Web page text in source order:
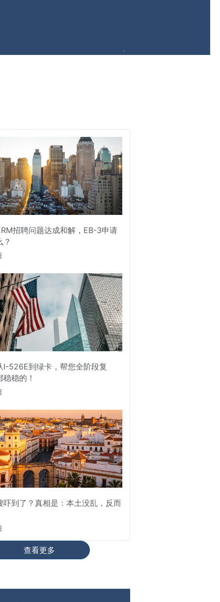
招聘问题达成和解，EB-3申请
？
I-526E到绿卡，帮您全阶段复
稳的！
吓到了？真相是：本土没乱，反而
查看更多